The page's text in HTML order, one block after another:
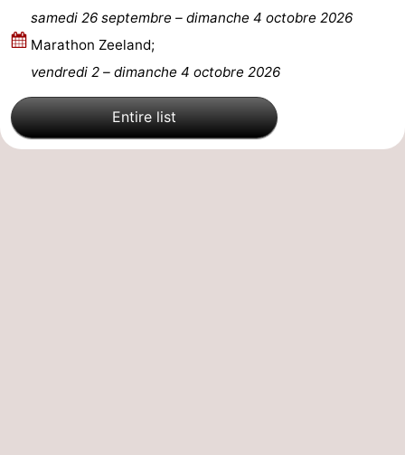
Méridionale
Bollenstreek
-
Nature
-
samedi 26 septembre –
dimanche 4 octobre 2026
Marathon Zeeland;
vendredi 2 – dimanche 4 octobre 2026
Entire list